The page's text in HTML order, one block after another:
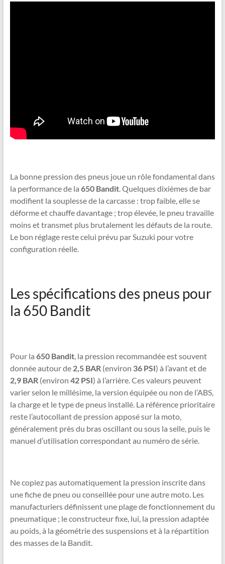
La bonne pression des pneus joue un rôle fondamental dans
la performance de la 650 Bandit. Quelques dixièmes de bar
modifient la souplesse de la carcasse : trop faible, elle se
déforme et chauffe davantage ; trop élevée, le pneu travaille
moins et transmet plus brutalement les défauts de la route.
Le bon réglage reste celui prévu par Suzuki pour votre
configuration réelle.
Les spécifications des pneus pour
la 650 Bandit
Pour la 650 Bandit, la pression recommandée est souvent
donnée autour de 2,5 BAR(environ 36 PSI) à l’avant et de
2,9 BAR(environ 42 PSI) à l’arrière. Ces valeurs peuvent
varier selon le millésime, la version équipée ou non de l’ABS,
la charge et le type de pneus installé. La référence prioritaire
reste l’autocollant de pression apposé sur la moto,
généralement près du bras oscillant ou sous la selle, puis le
manuel d’utilisation correspondant au numéro de série.
Ne copiez pas automatiquement la pression inscrite dans
une fiche de pneu ou conseillée pour une autre moto. Les
manufacturiers définissent une plage de fonctionnement du
pneumatique ; le constructeur fixe, lui, la pression adaptée
au poids, à la géométrie des suspensions et à la répartition
des masses de la Bandit.